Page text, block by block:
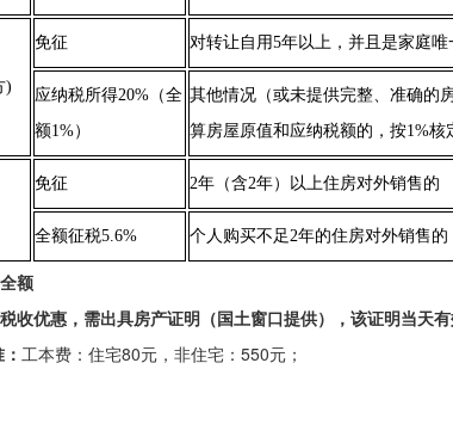
)
免征 对转让自用5年以上，并且是家庭唯
应纳税所得20%（全
额1%）
其他情况（或未提供完整、准确的
算房屋原值和应纳税额的，按1%核
免征 2年（含2年）以上住房对外销售的
全额征税5.6% 个人购买不足2年的住房对外销售的
额
收优惠，需出具房产证明（国土窗口提供），该证明当天有
工本费：住宅80元，非住宅：550元；